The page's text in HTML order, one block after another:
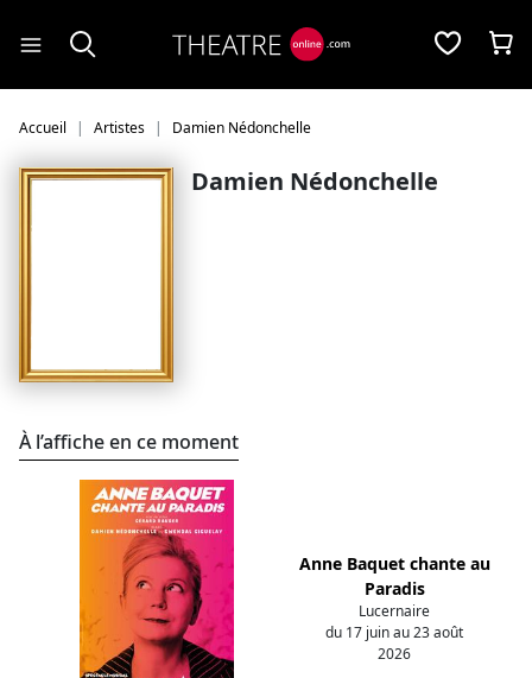
Accueil Artistes Damien Nédonchelle
Damien Nédonchelle
À l’affiche en ce moment
Anne Baquet chante au
Paradis
Lucernaire
du 17 juin au 23 août
2026